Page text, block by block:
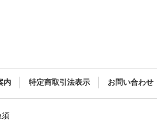
内 特定商取引法表示 お問い合わせ
須